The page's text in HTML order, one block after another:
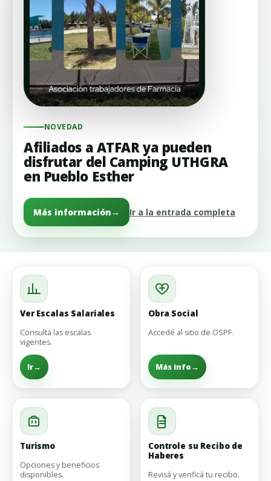
NOVEDAD
Afiliados a ATFAR ya pueden
disfrutar del Camping UTHGRA
en Pueblo Esther
Más información→ Ir a la entrada completa
Ver Escalas Salariales
Consultá las escalas
vigentes.
Ir→
Obra Social
Accedé al sitio de OSPF.
Más info→
Turismo
Opciones y beneficios
disponibles.
Controle su Recibo de
Haberes
Revisá y verificá tu recibo.